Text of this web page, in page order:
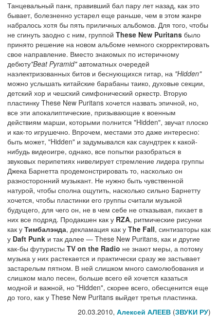
Танцевальный панк, правивший бал пару лет назад, как это
бывает, болезненно устарел еще раньше, чем в этом жанре
набралось хотя бы пять приличных альбомов. Для того, чтобы
не сгинуть заодно с ним, группой These New Puritans было
принято решение на новом альбоме немного скорректировать
свое направление. Вместо знакомых по истеричному
дебюту"Beat Pyramid"автоматных очередей
наэлектризованных битов и беснующихся гитар, на "Hidden"
можно услышать китайские барабаны таико, духовые секции,
детский хор и чешский симфонический оркестр. Вторую
пластинку These New Puritans хочется назвать эпичной, но,
все эти апокалиптические, призывающие к военным
действиям марши, которыми полнится "Hidden", звучат плоско
и как-то игрушечно. Впрочем, местами это даже интересно:
быть может, "Hidden" и задумывался как саундтрек к какой-
нибудь видеоигре, однако, все попытки разобраться в
звуковых перипетиях нивелирует стремление лидера группы
Джека Барнетта продемонстрировать то, насколько он
разносторонний музыкант. Не нужно быть чувственной
натурой, чтобы сполна ощутить, насколько сильно Барнетту
хочется, чтобы пластинки его группы считали музыкой
будущего, для чего он, не в чем себе не отказывая, пихает в
них все подряд. Продакшен как у RZA, ритмические рисунки
как у Тимбалэнда, декламация как у The Fall, синтизаторы как
у Daft Punk и так далее — These New Puritans, как и другие
как-бы футуристы TV on the Radio не знают меры, а потому
музыка у них растекается и практически сразу же застывает
застарелым пятном. В ней слишком много самолюбования и
слишком мало песен, больше всего ей хочется казаться
модной и важной, но "Hidden", скорее всего, обесценится еще
до того, как у These New Puritans выйдет третья пластинка.
20.03.2010, Алексей АЛЕЕВ (ЗВУКИ РУ)